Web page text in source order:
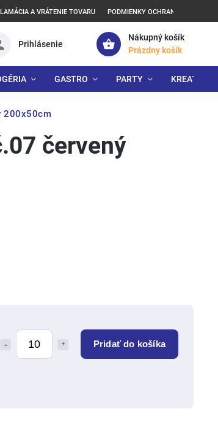
A VRÁTENIE TOVARU PODMIENKY OCHRANY
Nákupný košík
Prázdny košík
Prihlásenie
GASTRO PARTY
200x50cm
Pridať do košíka
červený